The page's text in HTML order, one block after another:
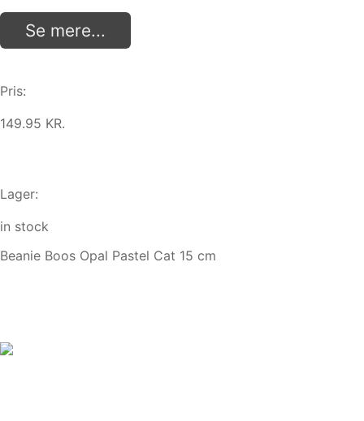
Se mere...
Pris:
149.95 KR.
Lager:
in stock
Beanie Boos Opal Pastel Cat 15 cm